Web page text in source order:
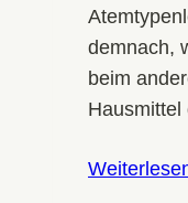
demnach,
beim
Hausmittel